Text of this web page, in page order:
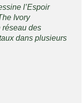
l’Espoir
Ivory
réseau des
dans plusieurs